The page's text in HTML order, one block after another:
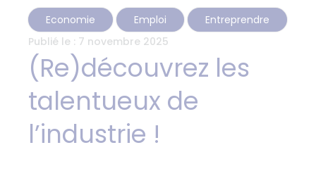
Economie Emploi
Entreprendre
Publié le : 7 novembre 2025
(Re)découvrez les
talentueux de
l’industrie !